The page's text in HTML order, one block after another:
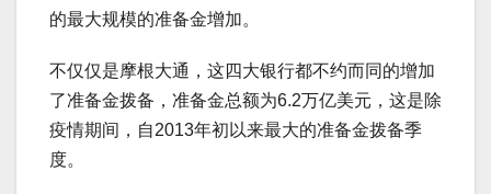
的最大规模的准备金增加。
不仅仅是摩根大通，这四大银行都不约而同的增加
了准备金拨备，准备金总额为6.2万亿美元，这是除
疫情期间，自2013年初以来最大的准备金拨备季
度。